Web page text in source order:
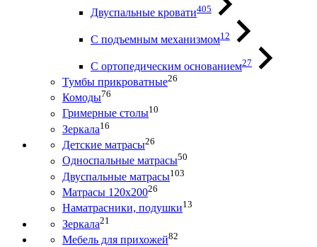
Двуспальные кровати405
С подъемным механизмом12
С ортопедическим основанием27
Тумбы прикроватные26
Комоды76
Гримерные столы10
Зеркала16
Детские матрасы26
Односпальные матрасы50
Двуспальные матрасы103
Матрасы 120х20026
Наматрасники, подушки13
Зеркала21
Мебель для прихожей82